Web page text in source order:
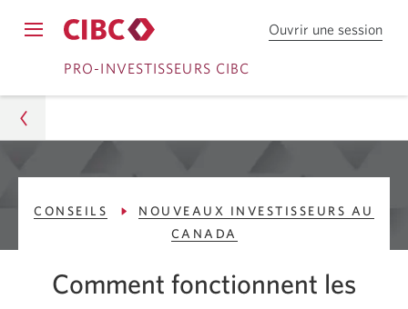
Passer
à
Passer
au
navigationPRO-INVESTISSEURS CIBC
Ouvrir une session
en
C
C.
Pro-Investisseurs CIBC
Conseils
CONSEILS
NOUVEAUX INVESTISSEURS AU
CANADA
Comment fonctionnent les